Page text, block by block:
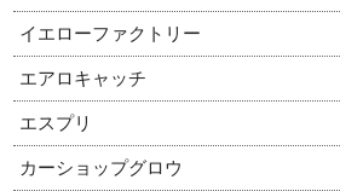
イエローファクトリー
エアロキャッチ
エスプリ
カーショップグロウ